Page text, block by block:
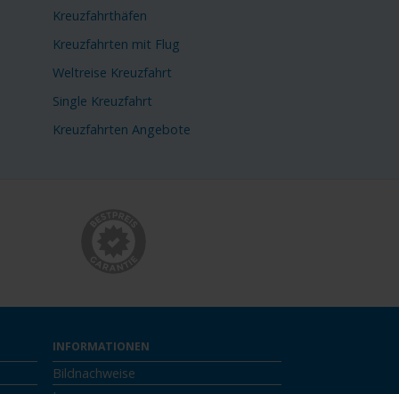
Kreuzfahrthäfen
Kreuzfahrten mit Flug
Weltreise Kreuzfahrt
Single Kreuzfahrt
Kreuzfahrten Angebote
INFORMATIONEN
Bildnachweise